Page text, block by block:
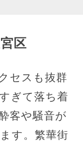
区
セスも抜群
ぎて落ち着
客や騒音が
す。繁華街